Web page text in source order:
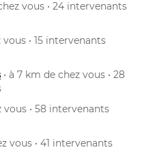
vous • 24 intervenants
vous • 15 intervenants
• à 7 km de chez vous • 28
vous • 58 intervenants
vous • 41 intervenants